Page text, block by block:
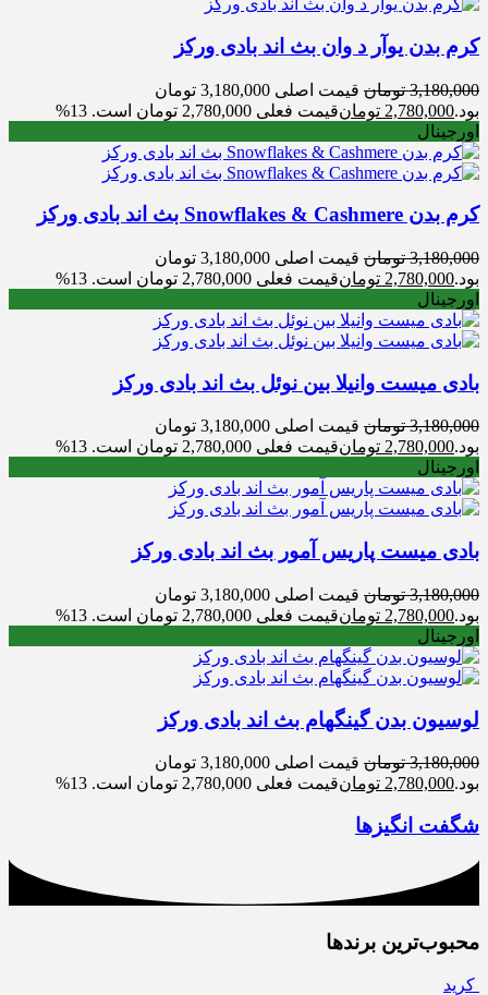
کرم بدن یوآر د وان بث اند بادی ورکز
3,180,000 تومان
قیمت اصلی 3,180,000 تومان
بود.2,780,000 تومانقیمت فعلی 2,780,000 تومان است.
13%
اورجینال
کرم بدن Snowflakes & Cashmere بث اند بادی ورکز
3,180,000 تومان
قیمت اصلی 3,180,000 تومان
بود.2,780,000 تومانقیمت فعلی 2,780,000 تومان است.
13%
اورجینال
بادی میست وانیلا بین نوئل بث اند بادی ورکز
3,180,000 تومان
قیمت اصلی 3,180,000 تومان
بود.2,780,000 تومانقیمت فعلی 2,780,000 تومان است.
13%
اورجینال
بادی میست پاریس آمور بث اند بادی ورکز
3,180,000 تومان
قیمت اصلی 3,180,000 تومان
بود.2,780,000 تومانقیمت فعلی 2,780,000 تومان است.
13%
اورجینال
لوسیون بدن گینگهام بث اند بادی ورکز
3,180,000 تومان
قیمت اصلی 3,180,000 تومان
بود.2,780,000 تومانقیمت فعلی 2,780,000 تومان است. 13%
شگفت انگیزها
محبوب‌ترین برندها
کرید